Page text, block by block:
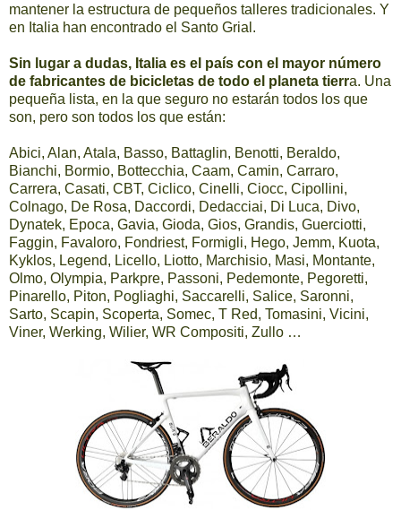
mantener la estructura de pequeños talleres tradicionales. Y
en Italia han encontrado el Santo Grial.
Sin lugar a dudas, Italia es el país con el mayor número
de fabricantes de bicicletas de todo el planeta tierra. Una
pequeña lista, en la que seguro no estarán todos los que
son, pero son todos los que están:
Abici, Alan, Atala, Basso, Battaglin, Benotti, Beraldo,
Bianchi, Bormio, Bottecchia, Caam, Camin, Carraro,
Carrera, Casati, CBT, Ciclico, Cinelli, Ciocc, Cipollini,
Colnago, De Rosa, Daccordi, Dedacciai, Di Luca, Divo,
Dynatek, Epoca, Gavia, Gioda, Gios, Grandis, Guerciotti,
Faggin, Favaloro, Fondriest, Formigli, Hego, Jemm, Kuota,
Kyklos, Legend, Licello, Liotto, Marchisio, Masi, Montante,
Olmo, Olympia, Parkpre, Passoni, Pedemonte, Pegoretti,
Pinarello, Piton, Pogliaghi, Saccarelli, Salice, Saronni,
Sarto, Scapin, Scoperta, Somec, T Red, Tomasini, Vicini,
Viner, Werking, Wilier, WR Compositi, Zullo …